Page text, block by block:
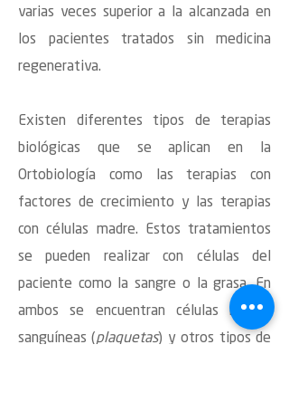
varias veces superior a la alcanzada en
los pacientes tratados sin medicina
regenerativa.
Existen diferentes tipos de terapias
biológicas que se aplican en la
Ortobiología como las terapias con
factores de crecimiento y las terapias
con células madre. Estos tratamientos
se pueden realizar con células del
paciente como la sangre o la grasa. En
ambos se encuentran células madre,
sanguíneas (plaquetas) y otros tipos de